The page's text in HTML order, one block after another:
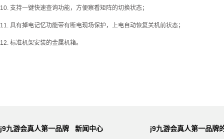
10. 支持一键快速查询功能，方便察看矩阵的切换状态；
11. 具有掉电记忆功能带有断电现场保护，上电自动恢复关机前状态；
12. 标准机架安装的金属机箱。
j9九游会真人第一品牌 新闻中心
j9九游会真人第一品牌